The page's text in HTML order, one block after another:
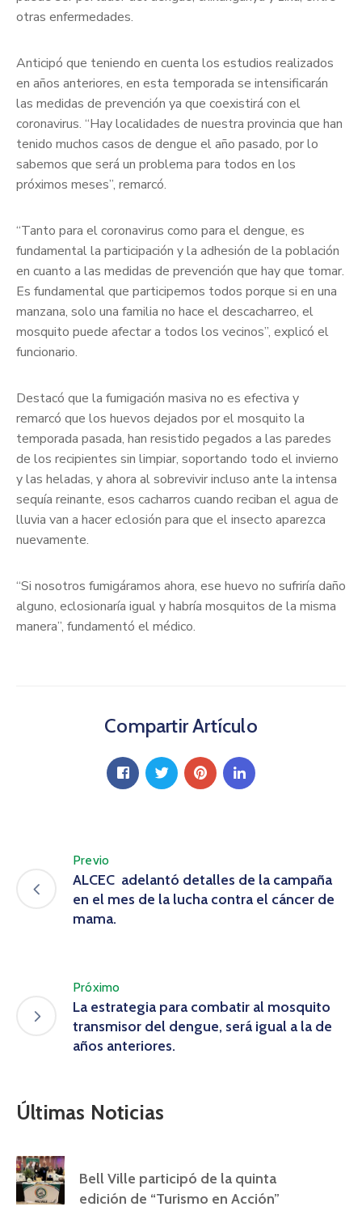
otras enfermedades.
Anticipó que teniendo en cuenta los estudios realizados
en años anteriores, en esta temporada se intensificarán
las medidas de prevención ya que coexistirá con el
coronavirus. “Hay localidades de nuestra provincia que han
tenido muchos casos de dengue el año pasado, por lo
sabemos que será un problema para todos en los
próximos meses”, remarcó.
“Tanto para el coronavirus como para el dengue, es
fundamental la participación y la adhesión de la población
en cuanto a las medidas de prevención que hay que tomar.
Es fundamental que participemos todos porque si en una
manzana, solo una familia no hace el descacharreo, el
mosquito puede afectar a todos los vecinos”, explicó el
funcionario.
Destacó que la fumigación masiva no es efectiva y
remarcó que los huevos dejados por el mosquito la
temporada pasada, han resistido pegados a las paredes
de los recipientes sin limpiar, soportando todo el invierno
y las heladas, y ahora al sobrevivir incluso ante la intensa
sequía reinante, esos cacharros cuando reciban el agua de
lluvia van a hacer eclosión para que el insecto aparezca
nuevamente.
“Si nosotros fumigáramos ahora, ese huevo no sufriría daño
alguno, eclosionaría igual y habría mosquitos de la misma
manera”, fundamentó el médico.
Compartir Artículo
Previo
ALCEC adelantó detalles de la campaña
en el mes de la lucha contra el cáncer de
mama.
Próximo
La estrategia para combatir al mosquito
transmisor del dengue, será igual a la de
años anteriores.
Últimas Noticias
Bell Ville participó de la quinta
edición de “Turismo en Acción”